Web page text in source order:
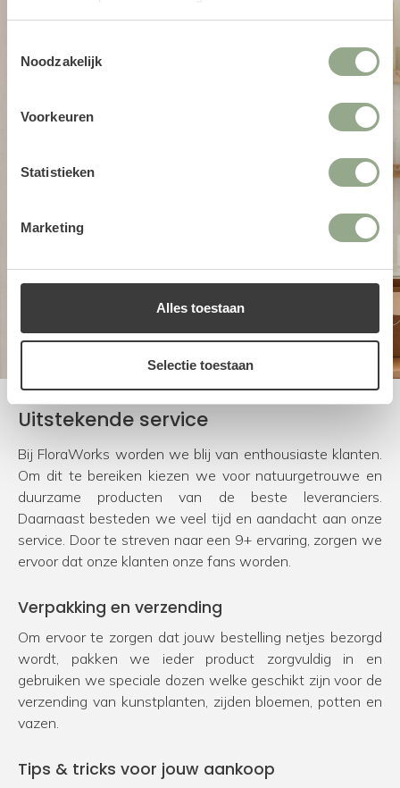
Noodzakelijk
Voorkeuren
Statistieken
Marketing
Alles toestaan
Selectie toestaan
Uitstekende service
Bij FloraWorks worden we blij van enthousiaste klanten.
Om dit te bereiken kiezen we voor natuurgetrouwe en
duurzame producten van de beste leveranciers.
Daarnaast besteden we veel tijd en aandacht aan onze
service. Door te streven naar een 9+ ervaring, zorgen we
ervoor dat onze klanten onze fans worden.
Verpakking en verzending
Om ervoor te zorgen dat jouw bestelling netjes bezorgd
wordt, pakken we ieder product zorgvuldig in en
gebruiken we speciale dozen welke geschikt zijn voor de
verzending van kunstplanten, zijden bloemen, potten en
vazen.
Tips & tricks voor jouw aankoop